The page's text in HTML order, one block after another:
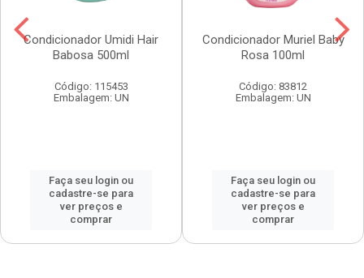
Condicionador Umidi Hair
Babosa 500ml
Código: 115453
Embalagem: UN
Faça seu login ou
cadastre-se para
ver preços e
comprar
Condicionador Muriel Baby
Rosa 100ml
Código: 83812
Embalagem: UN
Faça seu login ou
cadastre-se para
ver preços e
comprar